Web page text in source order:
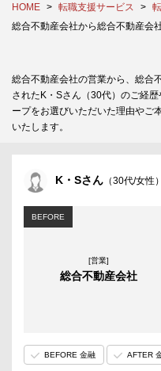
HOME 転職支援サービス
総合不動産会社から総合不動産会
総合不動産会社の営業から、総合
されたK・Sさん（30代）のご経
ープをお選びいただいた理由やご
いたします。
K・Sさん （30代/女性
BEFORE
[営業]
総合不動産会社
BEFORE 金融 AFTER